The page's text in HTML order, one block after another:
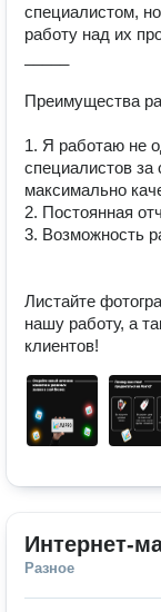
специалистом,
работу над их
Преимущества
1. Я работаю не
специалистов
максимально
2. Постоянная
3. Возможность
Листайте
нашу работу, а
клиентов!
Интернет-
Разное